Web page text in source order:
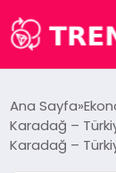
DÜNYA
Ana Sayfa
Karadağ –
Karadağ –